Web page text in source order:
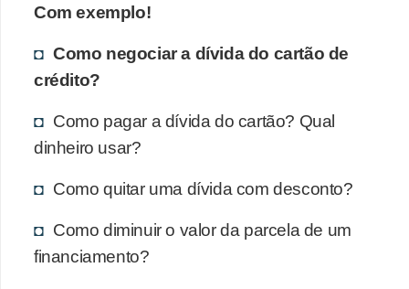
Com exemplo!
Como negociar a dívida do cartão de
crédito?
Como pagar a dívida do cartão? Qual
dinheiro usar?
Como quitar uma dívida com desconto?
Como diminuir o valor da parcela de um
financiamento?